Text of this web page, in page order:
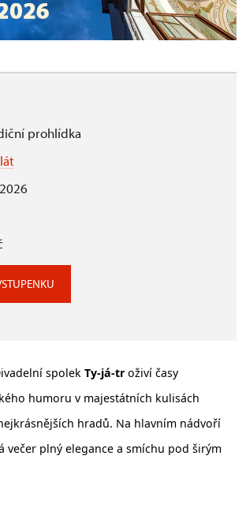
prohlídka
spolek Ty-já-tr oživí časy
humoru v majestátních kulisách
hradů. Na hlavním nádvoří
večer plný elegance a smíchu pod širým